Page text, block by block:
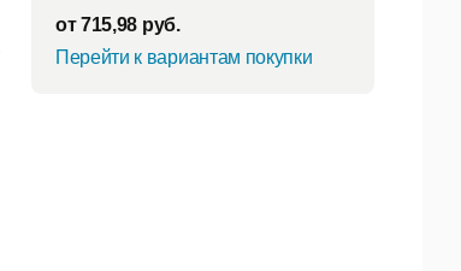
от715,98 руб.
Перейти к вариантам покупки